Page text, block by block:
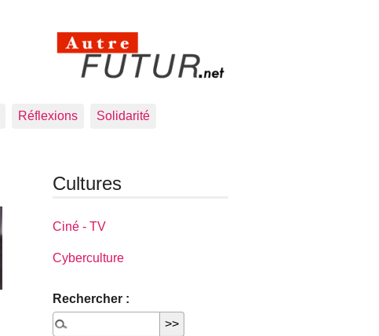
Réflexions Solidarité
Cultures
Ciné - TV
Cyberculture
Rechercher :